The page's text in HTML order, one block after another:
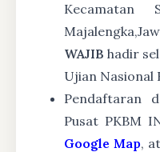
Kecamatan
WAJIB hadir
Ujian Nasional
Pendaftaran
Pusat PKBM
Google Map,